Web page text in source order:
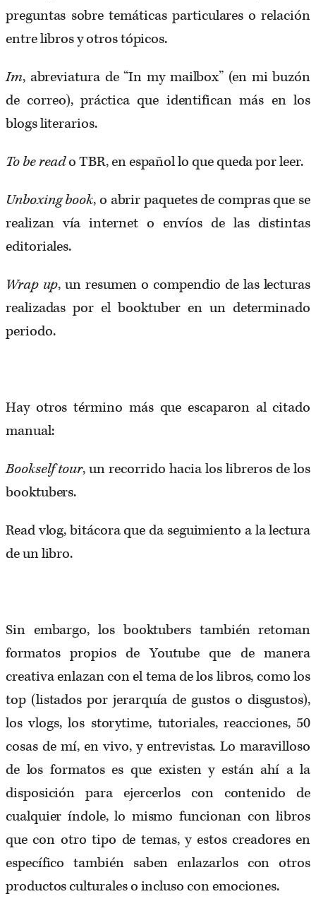
preguntas sobre temáticas particulares o relación
entre libros y otros tópicos.
Im, abreviatura de “In my mailbox” (en mi buzón
de correo), práctica que identifican más en los
blogs literarios.
To be reado TBR, en español lo que queda por leer.
Unboxing book, o abrir paquetes de compras que se
realizan vía internet o envíos de las distintas
editoriales.
Wrap up, un resumen o compendio de las lecturas
realizadas por el booktuber en un determinado
periodo.
Hay otros término más que escaparon al citado
manual:
Bookself tour, un recorrido hacia los libreros de los
booktubers.
Read vlog, bitácora que da seguimiento a la lectura
de un libro.
Sin embargo, los booktubers también retoman
formatos propios de Youtube que de manera
creativa enlazan con el tema de los libros, como los
top (listados por jerarquía de gustos o disgustos),
los vlogs, los storytime, tutoriales, reacciones, 50
cosas de mí, en vivo, y entrevistas. Lo maravilloso
de los formatos es que existen y están ahí a la
disposición para ejercerlos con contenido de
cualquier índole, lo mismo funcionan con libros
que con otro tipo de temas, y estos creadores en
específico también saben enlazarlos con otros
productos culturales o incluso con emociones.